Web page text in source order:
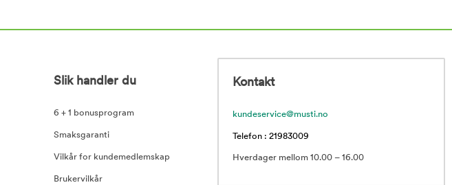
Slik handler du
6 + 1 bonusprogram
Smaksgaranti
Vilkår for kundemedlemskap
Brukervilkår
Kontakt
kundeservice@musti.no
Telefon : 21983009
Hverdager mellom 10.00 – 16.00